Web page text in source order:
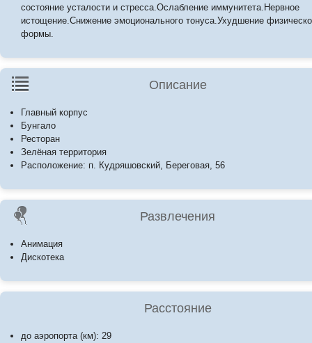
состояние усталости и стресса.Ослабление иммунитета.Нервное
истощение.Снижение эмоционального тонуса.Ухудшение
формы.
Описание
Главный корпус
Бунгало
Ресторан
Зелёная территория
Расположение: п. Кудряшовский, Береговая, 56
Развлечения
Анимация
Дискотека
Расстояние
до аэропорта (км): 29